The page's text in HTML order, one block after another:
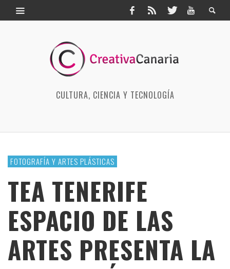
CULTURA, CIENCIA Y TECNOLOGÍA
FOTOGRAFÍA Y ARTES PLÁSTICAS
TEA TENERIFE
ESPACIO DE LAS
ARTES PRESENTA LA